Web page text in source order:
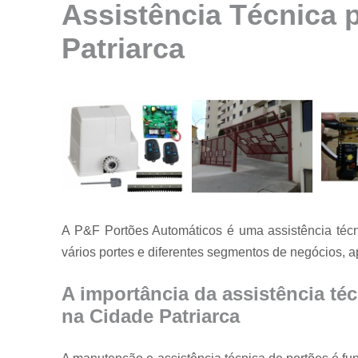
Instalação de
motores para
Manutenção
de motores
Manutenção
de portões
usados para
Reparo de
conserto de
Assistência Técnica
Patriarca
A P&F Portões Automáticos é uma assistência
vários portes e diferentes segmentos de negócios,
A importância da assistência
na Cidade Patriarca